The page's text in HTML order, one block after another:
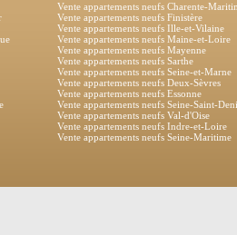
Vente appartements neufs Charente-
Vente appartements neufs Finistère
Vente appartements neufs Ille-et-Vilaine
Vente appartements neufs Maine-et-Loire
Vente appartements neufs Mayenne
Vente appartements neufs Sarthe
Vente appartements neufs Seine-et-Marne
Vente appartements neufs Deux-Sèvres
Vente appartements neufs Essonne
Vente appartements neufs Seine-Saint-
Vente appartements neufs Val-d'Oise
Vente appartements neufs Indre-et-Loire
Vente appartements neufs Seine-Maritime